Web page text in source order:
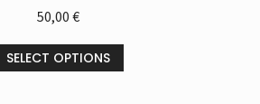
50,00 €
SELECT OPTIONS